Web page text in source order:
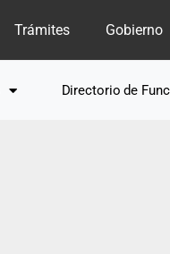
Trámites Gobierno
Directorio de